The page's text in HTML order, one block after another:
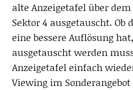
alte Anzeigetafel über
Sektor 4 ausgetauscht. Ob
eine bessere Auflösung
ausgetauscht werden
Anzeigetafel einfach
Viewing im